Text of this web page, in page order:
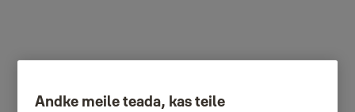
Andke meile teada, kas teile